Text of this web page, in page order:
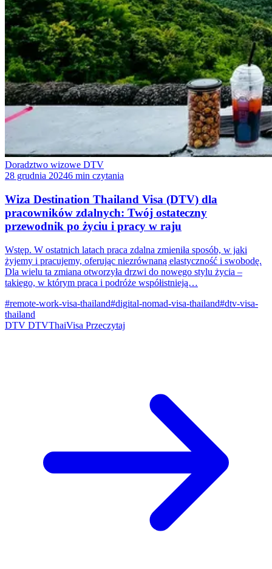
Doradztwo wizowe DTV
28 grudnia 20246 min czytania
Wiza Destination Thailand Visa (DTV) dla
pracowników zdalnych: Twój ostateczny
przewodnik po życiu i pracy w raju
Wstęp. W ostatnich latach praca zdalna zmieniła sposób, w jaki
żyjemy i pracujemy, oferując niezrównaną elastyczność i swobodę.
Dla wielu ta zmiana otworzyła drzwi do nowego stylu życia –
takiego, w którym praca i podróże współistnieją…
#remote-work-visa-thailand#digital-nomad-visa-thailand#dtv-visa-
thailand
DTV DTVThaiVisa Przeczytaj